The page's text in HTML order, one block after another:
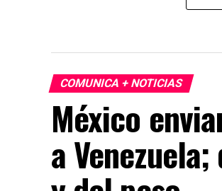
COMUNICA + NOTICIAS
México
a